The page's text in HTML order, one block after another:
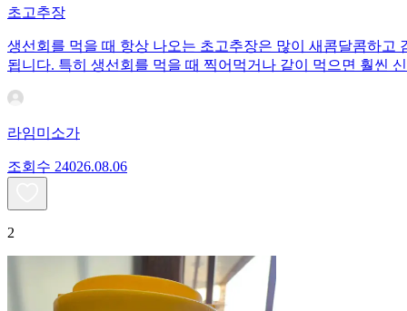
초고추장
생선회를 먹을 때 항상 나오는 초고추장은 많이 새콤달콤하
됩니다. 특히 생선회를 먹을 때 찍어먹거나 같이 먹으면 훨씬
라임미소가
조회수 24026.08.06
2